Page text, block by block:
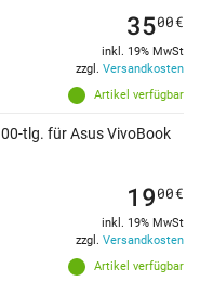
Artikel verfügbar
3500€
inkl. 19% MwSt
zzgl. Versandkosten
tlg. für Asus VivoBook
Artikel verfügbar
1900€
inkl. 19% MwSt
zzgl. Versandkosten